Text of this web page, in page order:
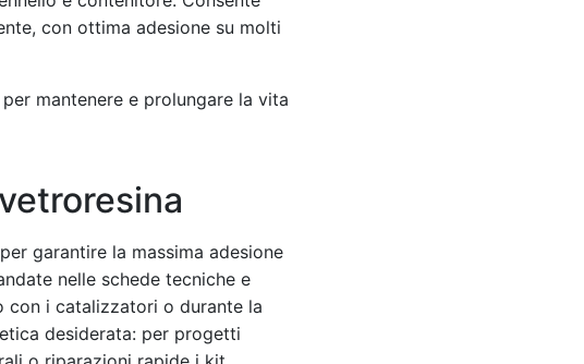
con ottima adesione su molti
mantenere e prolungare la vita
garantire la massima adesione
nelle schede tecniche e
con i catalizzatori o durante la
desiderata: per progetti